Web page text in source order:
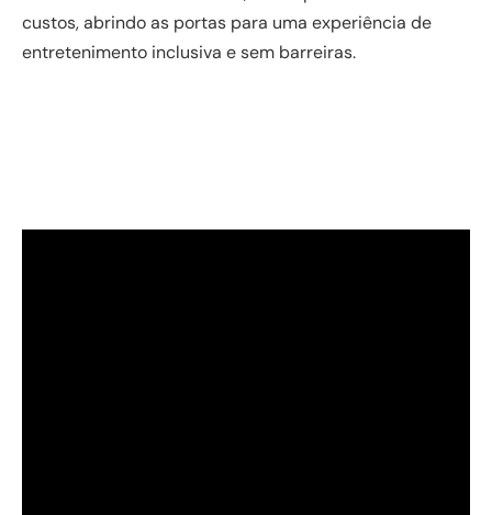
custos, abrindo as portas para uma experiência de
entretenimento inclusiva e sem barreiras.